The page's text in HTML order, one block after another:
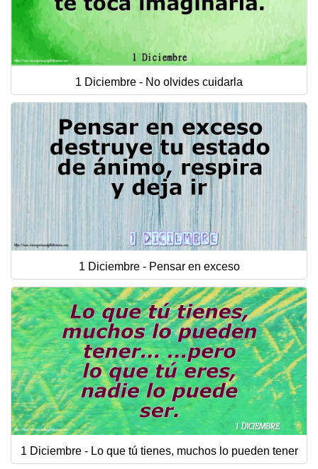
1 Diciembre - No olvides cuidarla
1 Diciembre - Pensar en exceso
1 Diciembre - Lo que tú tienes, muchos lo pueden tener